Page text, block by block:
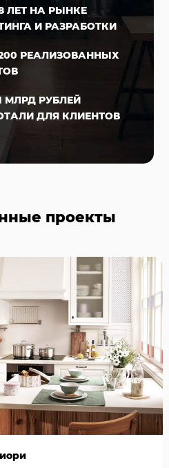
ЛЕТ НА РЫНКЕ
И РАЗРАБОТКИ
РЕАЛИЗОВАННЫХ
МЛРД РУБЛЕЙ
ДЛЯ КЛИЕНТОВ
проекты